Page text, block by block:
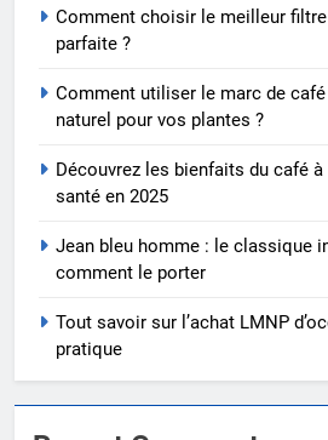
Comment choisir le meilleur
parfaite ?
Comment utiliser le marc de
naturel pour vos plantes ?
Découvrez les bienfaits du café
santé en 2025
Jean bleu homme : le classique
comment le porter
Tout savoir sur l’achat LMNP
pratique